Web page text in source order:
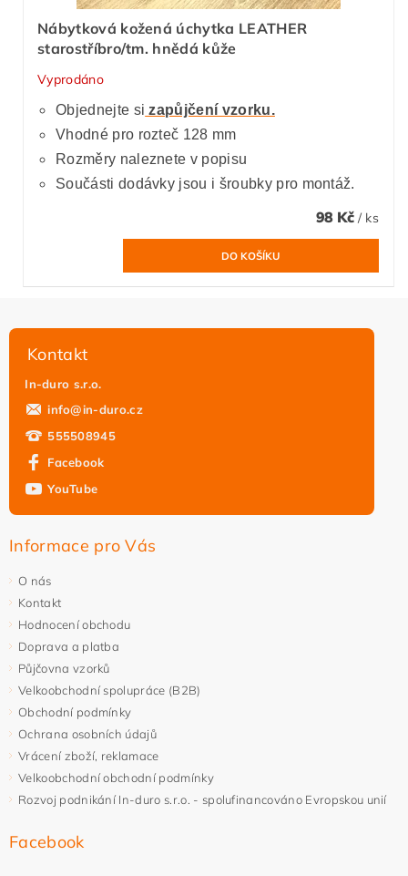
Nábytková kožená úchytka LEATHER
starostříbro/tm. hnědá kůže
Vyprodáno
Objednejte si zapůjčení vzorku.
Vhodné pro rozteč 128 mm
Rozměry naleznete v popisu
Součásti dodávky jsou i šroubky pro montáž.
98 Kč / ks
Kontakt
In-duro s.r.o.
info@in-duro.cz
555508945
Facebook
YouTube
Informace pro Vás
O nás
Kontakt
Hodnocení obchodu
Doprava a platba
Půjčovna vzorků
Velkoobchodní spolupráce (B2B)
Obchodní podmínky
Ochrana osobních údajů
Vrácení zboží, reklamace
Velkoobchodní obchodní podmínky
Rozvoj podnikání In-duro s.r.o. - spolufinancováno Evropskou unií
Facebook